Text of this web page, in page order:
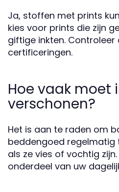
Ja, stoffen met prints
kies voor prints die zijn
giftige inkten. Controleer
certificeringen.
Hoe vaak moet
verschonen?
Het is aan te raden om
beddengoed regelmatig
als ze vies of vochtig
onderdeel van uw